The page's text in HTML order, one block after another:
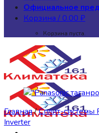
Официальное
Корзина /0.00 ₽
Корзина пуста.
Главная/Сплит-системы
Inverter